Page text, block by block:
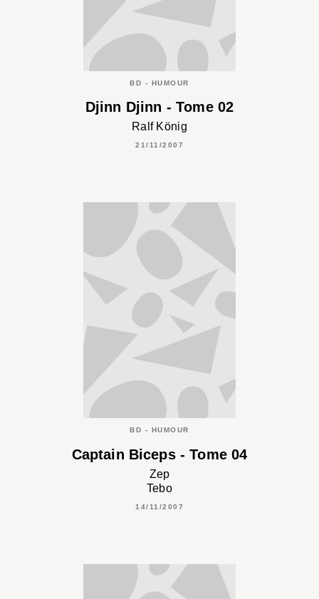
BD - HUMOUR
Djinn Djinn - Tome 02
Ralf König
21/11/2007
BD - HUMOUR
Captain Biceps - Tome 04
Zep
Tebo
14/11/2007